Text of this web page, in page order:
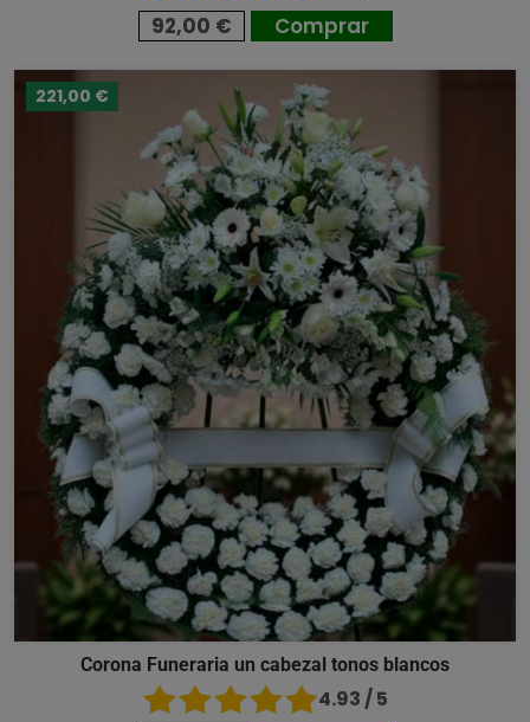
92,00 € Comprar
221,00 €
Corona Funeraria un cabezal tonos blancos
4.93 / 5